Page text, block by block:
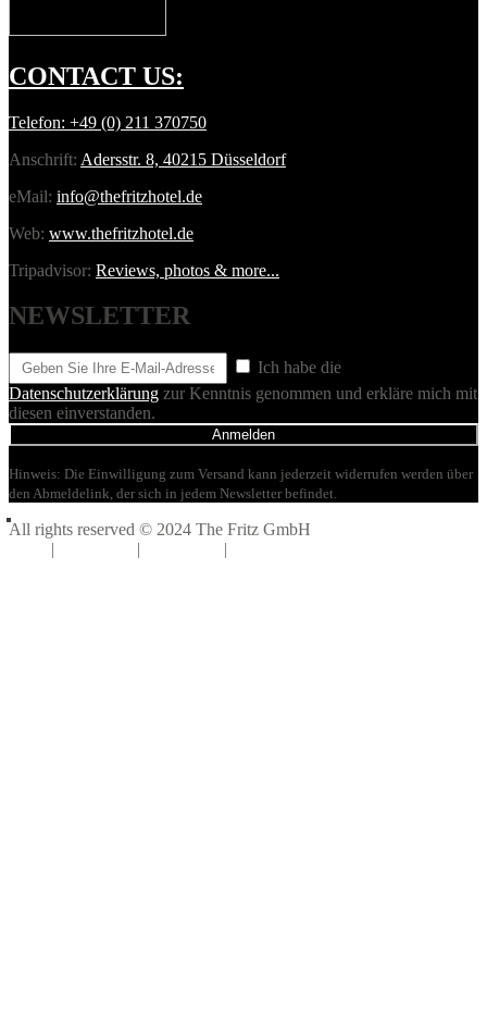
CONTACT US:
Telefon: +49 (0) 211 370750
Anschrift: Adersstr. 8, 40215 Düsseldorf
eMail: info@thefritzhotel.de
Web: www.thefritzhotel.de
Tripadvisor: Reviews, photos & more...
NEWSLETTER
Ich habe die
Datenschutzerklärung zur Kenntnis genommen und erkläre mich mit
diesen einverstanden.
Anmelden
Hinweis: Die Einwilligung zum Versand kann jederzeit widerrufen werden über
den Abmeldelink, der sich in jedem Newsletter befindet.
All rights reserved © 2024 The Fritz GmbH
| | |